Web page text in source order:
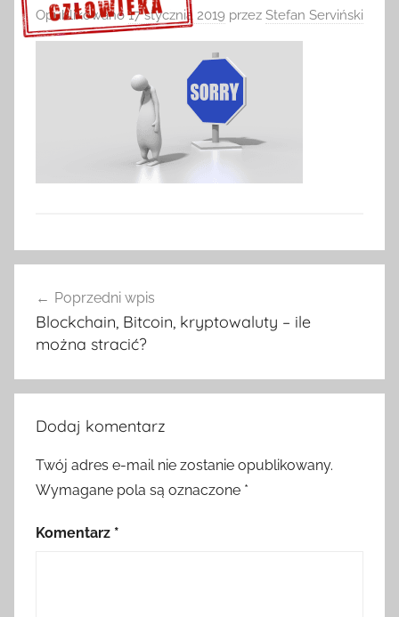
Opublikowano17 stycznia 2019 przez Stefan Serviński
wpisu
Poprzedni wpis
Blockchain, Bitcoin, kryptowaluty – ile
można stracić?
Dodaj komentarz
Twój adres e-mail nie zostanie opublikowany.
Wymagane pola są oznaczone *
Komentarz *